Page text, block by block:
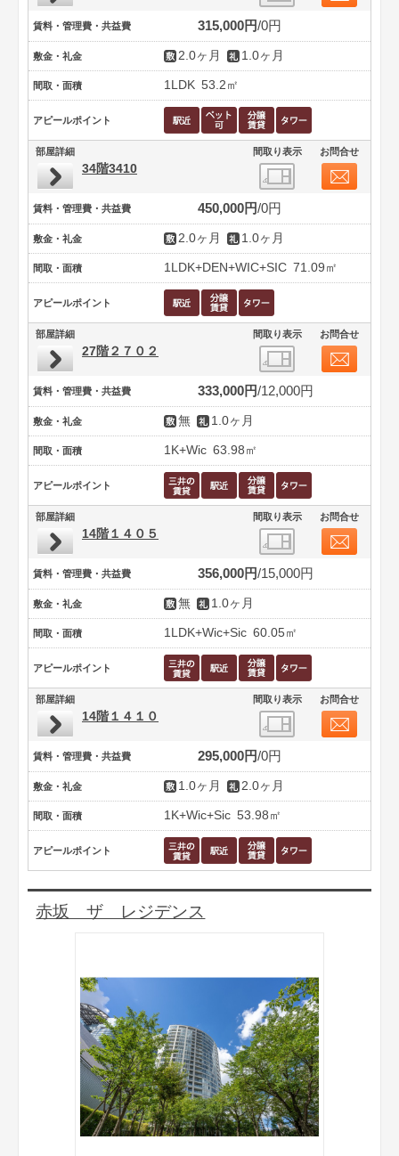
賃料・管理費・共益費 315,000円 0円
敷金・礼金 2.0ヶ月 1.0ヶ月
間取・面積 1LDK 53.2㎡
アピールポイント
部屋詳細 間取り表示 お問合せ
34階3410
賃料・管理費・共益費 450,000円 0円
敷金・礼金 2.0ヶ月 1.0ヶ月
間取・面積 1LDK+DEN+WIC+SIC 71.09㎡
アピールポイント
部屋詳細 間取り表示 お問合せ
27階２７０２
賃料・管理費・共益費 333,000円 12,000円
敷金・礼金 無 1.0ヶ月
間取・面積 1K+Wic 63.98㎡
アピールポイント
部屋詳細 間取り表示 お問合せ
14階１４０５
賃料・管理費・共益費 356,000円 15,000円
敷金・礼金 無 1.0ヶ月
間取・面積 1LDK+Wic+Sic 60.05㎡
アピールポイント
部屋詳細 間取り表示 お問合せ
14階１４１０
賃料・管理費・共益費 295,000円 0円
敷金・礼金 1.0ヶ月 2.0ヶ月
間取・面積 1K+Wic+Sic 53.98㎡
アピールポイント
赤坂 ザ レジデンス